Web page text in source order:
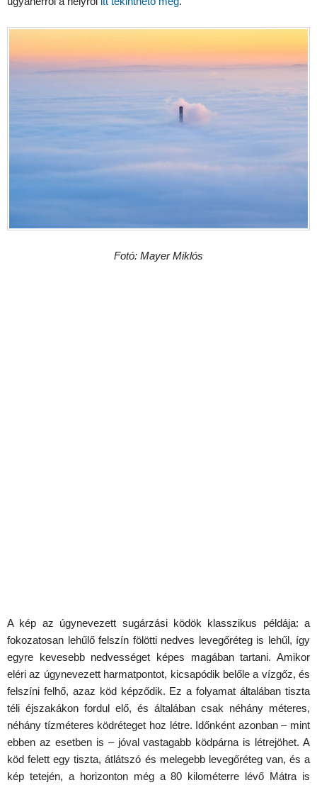
Fotó: Mayer Miklós
A kép az úgynevezett sugárzási ködök klasszikus példája: a
fokozatosan lehűlő felszín fölötti nedves levegőréteg is lehűl, így
egyre kevesebb nedvességet képes magában tartani. Amikor
eléri az úgynevezett harmatpontot, kicsapódik belőle a vízgőz, és
felszíni felhő, azaz köd képződik. Ez a folyamat általában tiszta
téli éjszakákon fordul elő, és általában csak néhány méteres,
néhány tízméteres ködréteget hoz létre. Időnként azonban – mint
ebben az esetben is – jóval vastagabb ködpárna is létrejöhet. A
köd felett egy tiszta, átlátszó és melegebb levegőréteg van, és a
kép tetején, a horizonton még a 80 kilométerre lévő Mátra is